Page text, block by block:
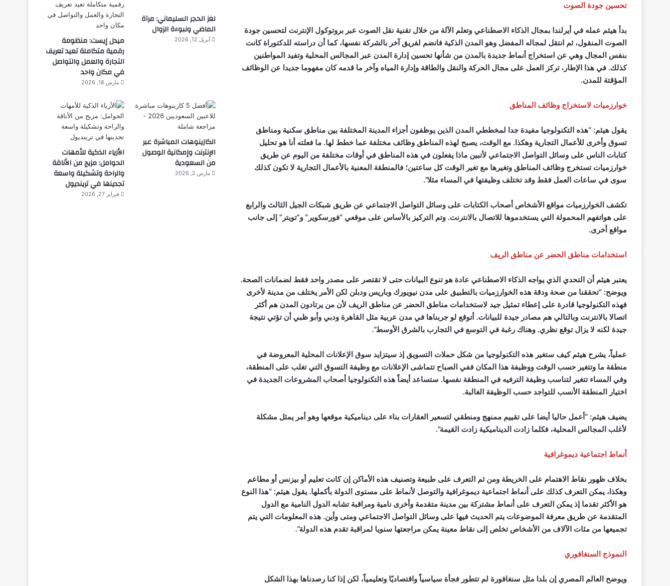
تحسين جودة الصوت
بدأ هيثم عمله في أيرلندا بمجال الذكاء الاصطناعي وتعلم الآلة من خلال تقنية نقل الصوت عبر بروتوكول الإنترنت لتحسين جودة
الصوت المنقول، ثم انتقل لمجاله المفضل وهو المدن الذكية فانضم لفريق آخر بالشركة نفسها، كما أن دراسته للدكتوراة كانت
بنفس المجال وهي عن استخراج أنماط جديدة بالمدن من شأنها تحسين إدارة المدن عبر المجالس المحلية وتفيد المواطنين
كذلك. في هذا الإطار، تركز العمل على مجال الحركة والنقل والطاقة وإدارة المياه وآخر ما قدمه كان مفهوما جديدا عن الوظائف
المؤقتة للمدن.
خوارزميات لاستخراج وظائف المناطق
يقول هيثم: “هذه التكنولوجيا مفيدة جدا لمخططي المدن الذين يوظفون أجزاء المدينة المختلفة بين مناطق سكنية ومناطق
تسوق وأخرى للأعمال التجارية وهكذا. مع الوقت، يصبح لهذه المناطق وظائف مختلفة عما خطط لها. ما فعلته أنا هو تحليل
كتابات الناس على وسائل التواصل الاجتماعي لأتبين ماذا يفعلون في هذه المناطق في أوقات مختلفة من اليوم عن طريق
خوارزميات تستخرج وظائف المناطق وتغيرها مع تغير الوقت كل ساعتين؛ فالمنطقة المعنية بالأعمال التجارية لا تكون كذلك
سوى في ساعات العمل فقط وقد تختلف وظيفتها في المساء مثلا”.
تكشف الخوارزميات مواقع الأشخاص أصحاب الكتابات على وسائل التواصل الاجتماعي عن طريق شبكات الجيل الثالث والرابع
على هواتفهم المحمولة التي يستخدموها للاتصال بالانترنت. وتم التركيز بالأساس على موقعي “فورسكوير” و”تويتر” إلى جانب
مواقع أخرى.
استخدامات مناطق الحضر عن مناطق الريف
يعتبر هيثم أن التحدي الذي يواجه الذكاء الاصطناعي عادة هو تنوع البيانات حتى لا تقتصر على مصدر واحد فقط لضمانات الصحة.
ويوضح: “تحققنا من صحة ودقة هذه الخوارزميات بالتطبيق على مدن نيويورك وباريس ودبلن لكن الأمر يختلف من مدينة لأخرى
فهذه التكنولوجيا قادرة على إعطاء تمثيل جيد لاستخدامات مناطق الحضر عن مناطق الريف لأن من يرتادون المدن هم أكثر
اتصالا بالانترنت وبالتالي هم مصادر جيدة للبيانات. أتوقع لو جربناها في مدن عربية مثل القاهرة ودبي وأبو ظبي أن تؤتي نتيجة
جيدة لكنه لا يزال توقع نظري. وهناك رغبة في التوسع في التجارب بالشرق الأوسط”.
عملياً، يشرح هيثم كيف ستغير هذه التكنولوجيا من شكل حملات التسويق إذ سيتزايد سوق الإعلانات المحلية المعروضة في
منطقة ما وتتغير حسب الوقت ووظيفة هذا المكان ففي الصباح تتماشى الإعلانات مع وظيفة التسوق التي تغلب على المنطقة،
وفي المساء تتغير لتناسب وظيفة الترفيه في المنطقة نفسها. ستساعد أيضاً هذه التكنولوجيا أصحاب المشروعات الجديدة في
اختيار المنطقة الأنسب للتواجد حسب الوظيفة الغالبة.
يضيف هيثم: “أعمل حاليا أيضا على تقييم ممنهج ومنطقي لتسعير العقارات بناء على ديناميكية موقعها وهو أمر يمثل مشكلة
لأغلب المجالس المحلية، فكلما زادت الديناميكية زادت القيمة”.
أنماط اجتماعية ديموغرافية
بخلاف ظهور نقاط الاهتمام على الخريطة ومن ثم التعرف على طبيعة وتصنيف هذه الأماكن إن كانت تعليم أو بيزنس أو مطاعم
وهكذا، يمكن التعرف كذلك على أنماط اجتماعية ديموغرافية والتوصل لأنماط على مستوى الدولة بأكملها. يقول هيثم: “هذا النوع
هو الأكثر تقدما إذ يمكن التعرف على أنماط مشتركة بين مدينة متقدمة وأخرى نامية ومراقبة تشابه الدول النامية مع الدول
المتقدمة عن طريق معرفة الموضوعات يتم الحديث فيها على وسائل التواصل الاجتماعي ومتى وأين. هذه المعلومات التي يتم
تجميعها من مئات الآلاف من الأشخاص تخلص إلى نقاط معينة يمكن مراجعتها سنويا لمراقبة تقدم هذه الدولة”.
النموذج السنغافوري
ويوضح العالم المصري إن بلدا مثل سنغافورة لم تتطور فجأة سياسياً واقتصاديًا وتعليمياً، لكن إذا كنا رصدناها بهذا الشكل
لغز الحجر السليماني: مرآة
الماضي ونبوءة الزوال
أبريل 12, 2026
ميدل إيست: منظومة
رقمية متكاملة تعيد تعريف
التجارة والعمل والتواصل
في مكان واحد
مارس 18, 2026
الكازينوهات المباشرة عبر
الإنترنت وإمكانية الوصول
من السعودية
مارس 2, 2026
الأزياء الذكية للأمهات
الحوامل: مزيج من الأناقة
والراحة وتشكيلة واسعة
تجدينها في ترينديول
فبراير 27, 2026